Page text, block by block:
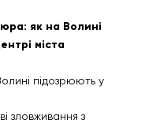
як на Волині
міста
підозрюють у
зловживання з